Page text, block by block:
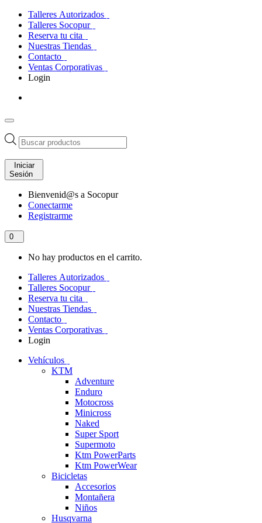
Talleres Autorizados
Talleres Socopur
Reserva tu cita
Nuestras Tiendas
Contacto
Ventas Corporativas
Login
Búsqueda
de
productos
Iniciar
Sesión
Bienvenid@s a Socopur
Conectarme
Registrarme
0
No hay productos en el carrito.
Talleres Autorizados
Talleres Socopur
Reserva tu cita
Nuestras Tiendas
Contacto
Ventas Corporativas
Login
Vehículos
KTM
Adventure
Enduro
Motocross
Minicross
Naked
Super Sport
Supermoto
Ktm PowerParts
Ktm PowerWear
Bicicletas
Accesorios
Montañera
Niños
Husqvarna